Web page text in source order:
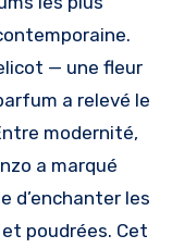
— une fleur
a relevé le
modernité,
a marqué
d’enchanter les
poudrées. Cet